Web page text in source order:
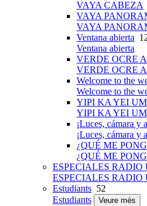
VAYA CABEZA
VAYA
VAYA
Ventana abierta
Ventana abierta
VERDE OCRE
VERDE OCRE
Welcome to the
Welcome to the
YIPI KA YEI
YIPI KA YEI
¡Luces, cámara y
¡Luces, cámara y
¿QUÉ ME
¿QUÉ ME
ESPECIALES RADIO
ESPECIALES RADIO
Estudiants 52
Estudiants
Veure més